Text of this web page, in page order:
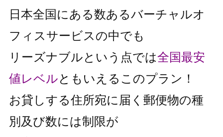
日本全国にある数あるバーチャルオ
フィスサービスの中でも
リーズナブルという点では全国最安
値レベルと もいえるこのプラン！
お貸しする住所宛に届く郵便物の種
別及び数には制限が